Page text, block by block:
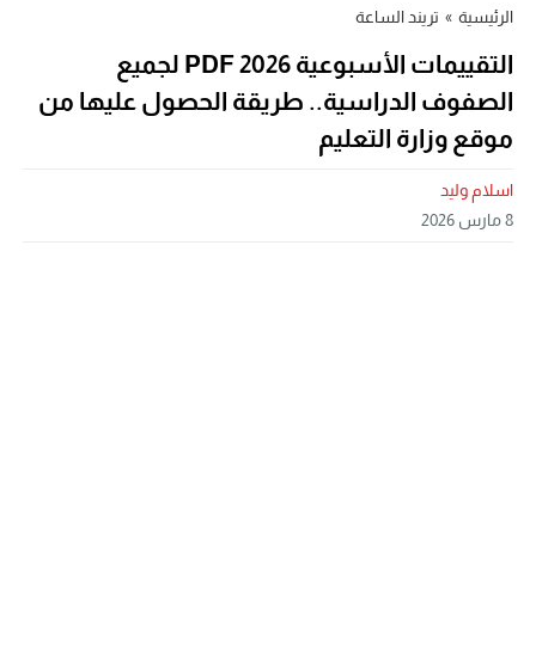
الرئيسية » تريند الساعة
التقييمات الأسبوعية 2026 PDF لجميع
الصفوف الدراسية.. طريقة الحصول عليها من
موقع وزارة التعليم
اسلام وليد
8 مارس 2026